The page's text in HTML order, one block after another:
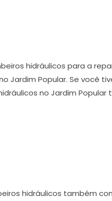
hidráulicos para a
Jardim Popular. Se você
no Jardim
hidráulicos também